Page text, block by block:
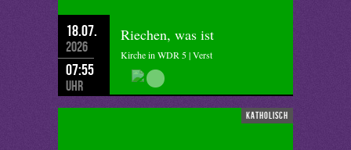
18.07.
2026
07:55
Uhr
Riechen, was ist
Kirche in WDR 5 | Verst
katholisch